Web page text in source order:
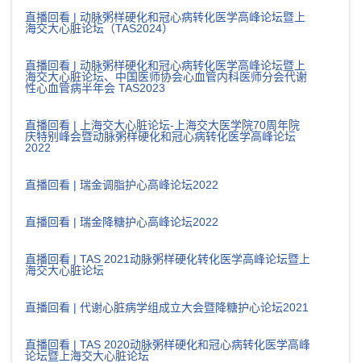
直播回看 | 动脉粥样硬化和冠心病转化医学高峰论坛暨上
海交大心脏论坛（TAS2024）
直播回看 | 动脉粥样硬化和冠心病转化医学高峰论坛暨上
海交大心脏论坛、中国医师协会心血管内科医师分会代谢
性心血管病半年会 TAS2023
直播回看 | 上海交大心脏论坛-上海交大医学院70周年院
庆特别峰会暨动脉粥样硬化和冠心病转化医学高峰论坛
2022
直播回看 | 瑞金调脂护心高峰论坛2022
直播回看 | 瑞金降糖护心高峰论坛2022
直播回看 | TAS 2021动脉粥样硬化转化医学高峰论坛暨上
海交大心脏论坛
直播回看 | 代谢心脏病学组成立大会暨降糖护心论坛2021
直播回看 | TAS 2020动脉粥样硬化和冠心病转化医学高峰
论坛暨上海交大心脏论坛